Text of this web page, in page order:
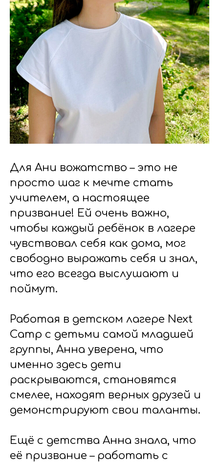
Для Ани вожатство – это не
просто шаг к мечте стать
учителем, а настоящее
призвание! Ей очень важно,
чтобы каждый ребёнок в лагере
чувствовал себя как дома, мог
свободно выражать себя и знал,
что его всегда выслушают и
поймут.
Работая в детском лагере Next
Camp с детьми самой младшей
группы, Анна уверена, что
именно здесь дети
раскрываются, становятся
смелее, находят верных друзей и
демонстрируют свои таланты.
Ещё с детства Анна знала, что
её призвание – работать с